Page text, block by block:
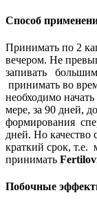
Способ
Принимать по 2
вечером. Не
запивать большим
принимать во
необходимо
мере, за 90 дней,
формирования
дней. Но качество
краткий срок, т.е.
принимать
Побочные